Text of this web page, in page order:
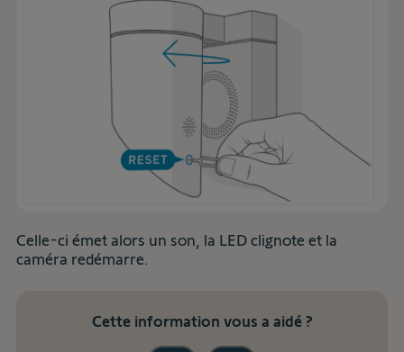
Celle-ci émet alors un son, la LED clignote et la
caméra redémarre.
Cette information vous a aidé ?